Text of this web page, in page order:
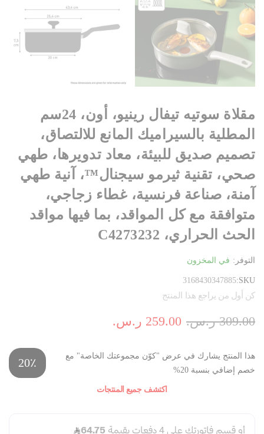
مقلاة سوتيه تيفال رينيو، أون، 24سم
المطلية بالسيراميك المانع للالتصاق،
تصميم صديق للبيئة، معاد تدويرها، طهي
صحي، تقنية ثيرمو سيجنال™، آنية طهي
آمنة، صناعة فرنسية، غطاء زجاجي،
متوافقة مع كل المواقد، بما فيها مواقد
الحث الحراري، C4273232
التوفر: في المخزون
SKU
3168430347885
كن أول من يراجع هذا المنتج
259.00 ر.س.‏ 309.00 ر.س.‏
هذا المنتج يشارك في عرض "كوّن مجموعتك الخاصة" مع
خصم إضافي بنسبة 20%
20٪
اكتشف جميع المنتجات